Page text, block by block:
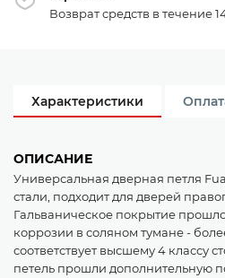
Возврат средств в течение
Характеристики
ОПИСАНИЕ
Универсальная дверная петля
стали, подходит для дверей
Гальваническое покрытие прошло
коррозии в соляном тумане -
соответствует высшему 4 классу
петель прошли дополнительную